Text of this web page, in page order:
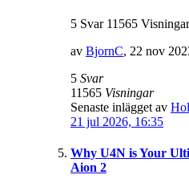
5 Svar 11565 Visningar
av BjornC, 22 nov
5 Svar
11565 Visningar
Senaste inlägget av
21 jul 2026, 16:35
Why U4N is Your
Aion 2